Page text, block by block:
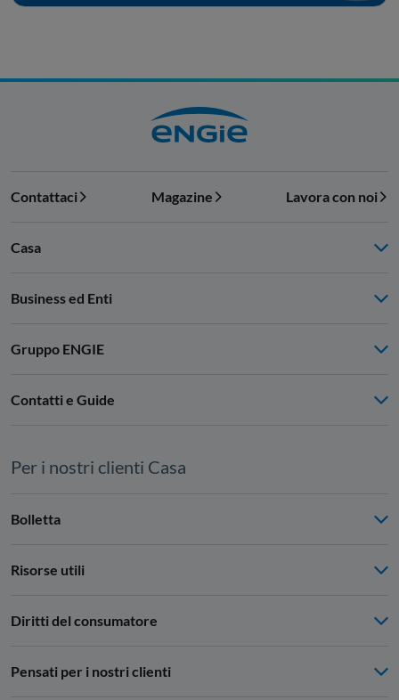
Contattaci Magazine Lavora con noi
Casa
Business ed Enti
Gruppo ENGIE
Contatti e Guide
Per i nostri clienti Casa
Bolletta
Risorse utili
Diritti del consumatore
Pensati per i nostri clienti